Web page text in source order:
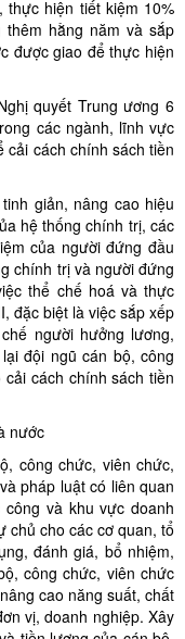
thực hiện tiết kiệm 10%
hằng năm và sắp
được giao để thực hiện
quyết Trung ương 6
các ngành, lĩnh vực
cải cách chính sách tiền
giản, nâng cao hiệu
hệ thống chính trị, các
của người đứng đầu
chính trị và người đứng
thể chế hoá và thực
đặc biệt là việc sắp xếp
người hưởng lương,
đội ngũ cán bộ, công
cách chính sách tiền
nước
công chức, viên chức,
pháp luật có liên quan
và khu vực doanh
chủ cho các cơ quan, tổ
đánh giá, bổ nhiệm,
công chức, viên chức
cao năng suất, chất
vị, doanh nghiệp. Xây